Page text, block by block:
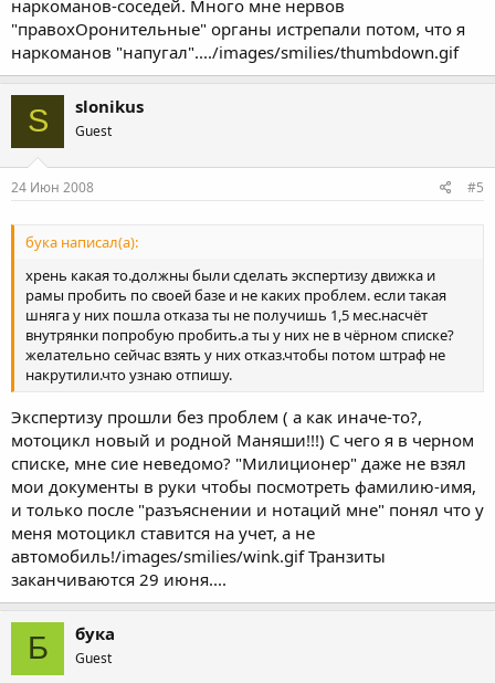
наркоманов-соседей. Много мне нервов
"правохОронительные" органы истрепали потом, что я
наркоманов "напугал"..../images/smilies/thumbdown.gif
S slonikus
Guest
24 Июн 2008 #5
бука написал(а):
хрень какая то.должны были сделать экспертизу движка и
рамы пробить по своей базе и не каких проблем. если такая
шняга у них пошла отказа ты не получишь 1,5 мес.насчёт
внутрянки попробую пробить.а ты у них не в чёрном списке?
желательно сейчас взять у них отказ.чтобы потом штраф не
накрутили.что узнаю отпишу.
Экспертизу прошли без проблем ( а как иначе-то?,
мотоцикл новый и родной Маняши!!!) С чего я в черном
списке, мне сие неведомо? "Милиционер" даже не взял
мои документы в руки чтобы посмотреть фамилию-имя,
и только после "разъяснении и нотаций мне" понял что у
меня мотоцикл ставится на учет, а не
автомобиль!/images/smilies/wink.gif Транзиты
заканчиваются 29 июня....
Б бука
Guest